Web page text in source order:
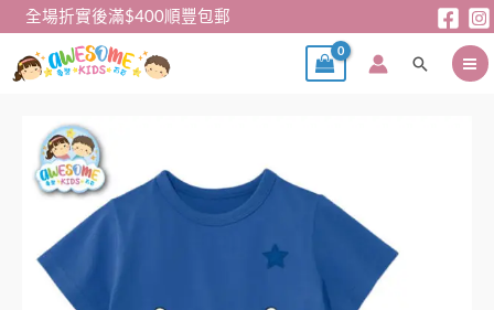
全場折實後滿$400順豐包郵
搜
袖
Tee
奇